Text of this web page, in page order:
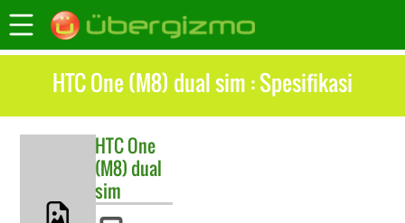
HTC One (M8) dual sim : Spesifikasi
HTCOne
(M8) dual
sim